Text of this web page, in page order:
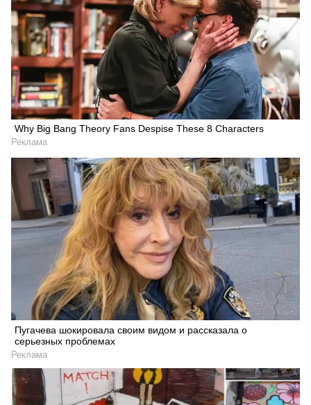
Why Big Bang Theory Fans Despise These 8 Characters
Реклама
Пугачева шокировала своим видом и рассказала о
серьезных проблемах
Реклама